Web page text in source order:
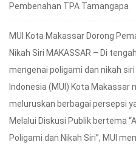
Pembenahan TPA Tamangapa
MUI Kota Makassar Dorong
Nikah Siri MAKASSAR – Di
mengenai poligami dan nikah
Indonesia (MUI) Kota Makassar
meluruskan berbagai persepsi
Melalui Diskusi Publik bertema
Poligami dan Nikah Siri”, MUI